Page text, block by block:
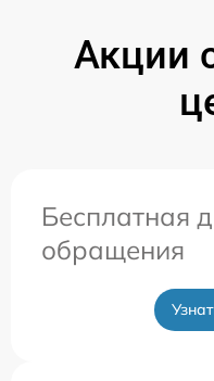
Акции
Бесплатная
обращения